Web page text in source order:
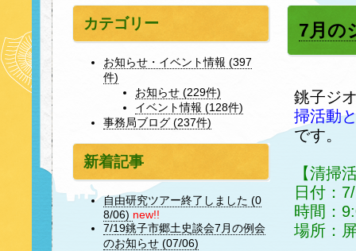
7月の
銚子ジ
掃活動
です。
【清掃
日付：
時間：
場所：
カテゴリー
お知らせ・イベント情報 (397
件)
お知らせ (229件)
イベント情報 (128件)
事務局ブログ (237件)
新着記事
自由研究ツアー終了しました (0
8/06) new!!
7/19銚子市郷土史談会7月の例会
のお知らせ (07/06)